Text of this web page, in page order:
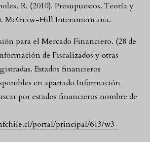
R. (2010). Presupuestos. Teoría y
McGraw-Hill Interamericana.
para el Mercado Financiero. (28 de
de Fiscalizados y otras
Estados financieros
en apartado Información
por estados financieros nombre de
portal/principal/613/w3-